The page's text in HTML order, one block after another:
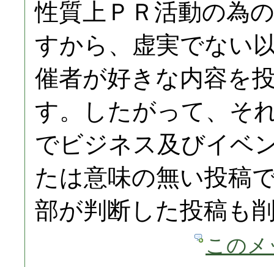
性質上ＰＲ活動の為
すから、虚実でない
催者が好きな内容を
す。したがって、そ
でビジネス及びイベ
たは意味の無い投稿
部が判断した投稿も
この